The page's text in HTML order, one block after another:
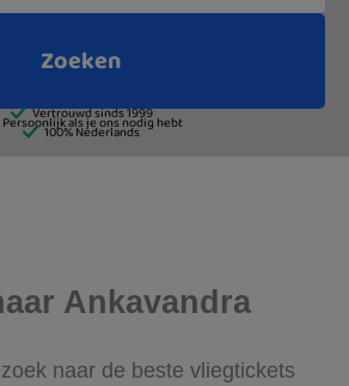
Ankavandra
naar de beste vliegtickets